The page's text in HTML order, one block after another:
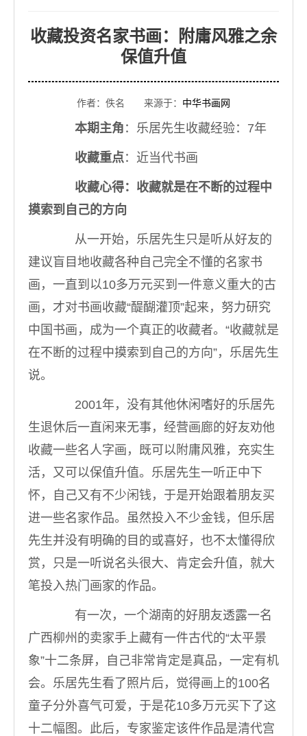
收藏投资名家书画：附庸风雅之余
保值升值
作者：佚名 来源于： 中华书画网
本期主角 ：乐居先生收藏经验：7年
收藏重点：近当代书画
收藏心得：收藏就是在不断的过程中
摸索到自己的方向
从一开始，乐居先生只是听从好友的
建议盲目地收藏各种自己完全不懂的名家书
画，一直到以10多万元买到一件意义重大的古
画，才对书画收藏“醍醐灌顶”起来，努力研究
中国书画，成为一个真正的收藏者。“收藏就是
在不断的过程中摸索到自己的方向”，乐居先生
说。
2001年，没有其他休闲嗜好的乐居先
生退休后一直闲来无事，经营画廊的好友劝他
收藏一些名人字画，既可以附庸风雅，充实生
活，又可以保值升值。乐居先生一听正中下
怀，自己又有不少闲钱，于是开始跟着朋友买
进一些名家作品。虽然投入不少金钱，但乐居
先生并没有明确的目的或喜好，也不太懂得欣
赏，只是一听说名头很大、肯定会升值，就大
笔投入热门画家的作品。
有一次，一个湖南的好朋友透露一名
广西柳州的卖家手上藏有一件古代的“太平景
象”十二条屏，自己非常肯定是真品，一定有机
会。乐居先生看了照片后，觉得画上的100名
童子分外喜气可爱，于是花10多万元买下了这
十二幅图。此后，专家鉴定该件作品是清代宫